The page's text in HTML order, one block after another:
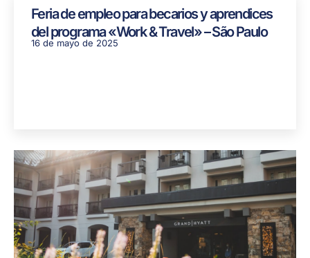
Feria de empleo para becarios y aprendices
del programa «Work & Travel» – São Paulo
16 de mayo de 2025